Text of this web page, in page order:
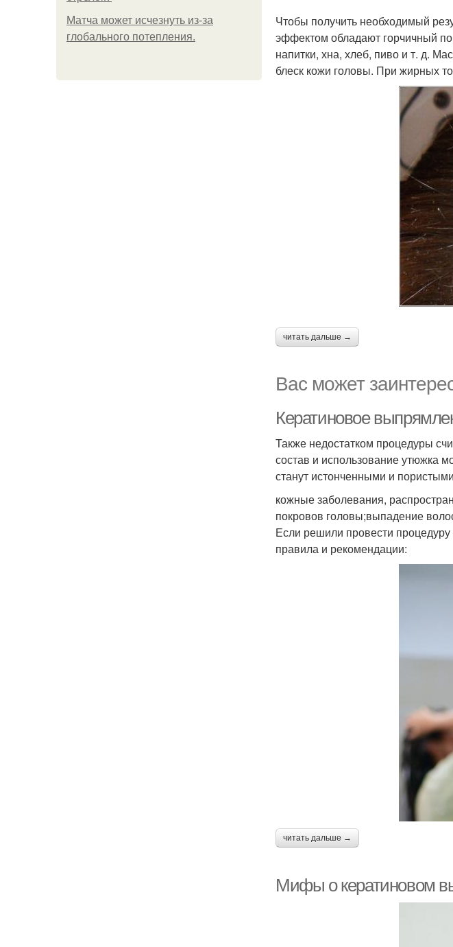
Матча может исчезнуть из-за
глобального потепления.
Чтобы получить необходимый
эффектом обладают горчичный
напитки, хна, хлеб, пиво и т. д.
блеск кожи головы. При жирных
читать дальше →
Вас может
Кератиновое
Также недостатком процедуры
состав и использование утюжка
станут истонченными и
кожные заболевания,
покровов головы;выпадение
Если решили провести
правила и рекомендации:
читать дальше →
Мифы о кератиновом